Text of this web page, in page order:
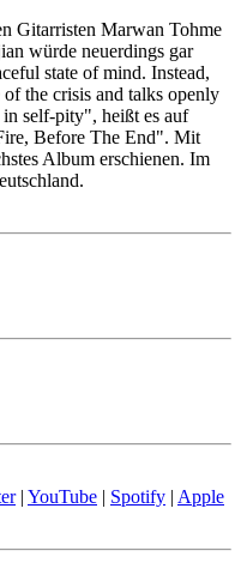
Gitarristen Marwan Tohme
würde neuerdings gar
state of mind. Instead,
of the crisis and talks openly
self-pity", heißt es auf
Before The End". Mit
Album erschienen. Im
| YouTube | Spotify | Apple